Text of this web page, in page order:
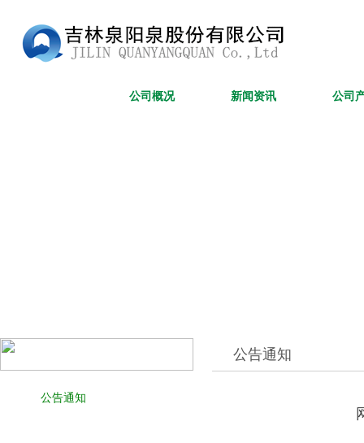
公司概况 新闻资讯 公司
公告通知
公告通知